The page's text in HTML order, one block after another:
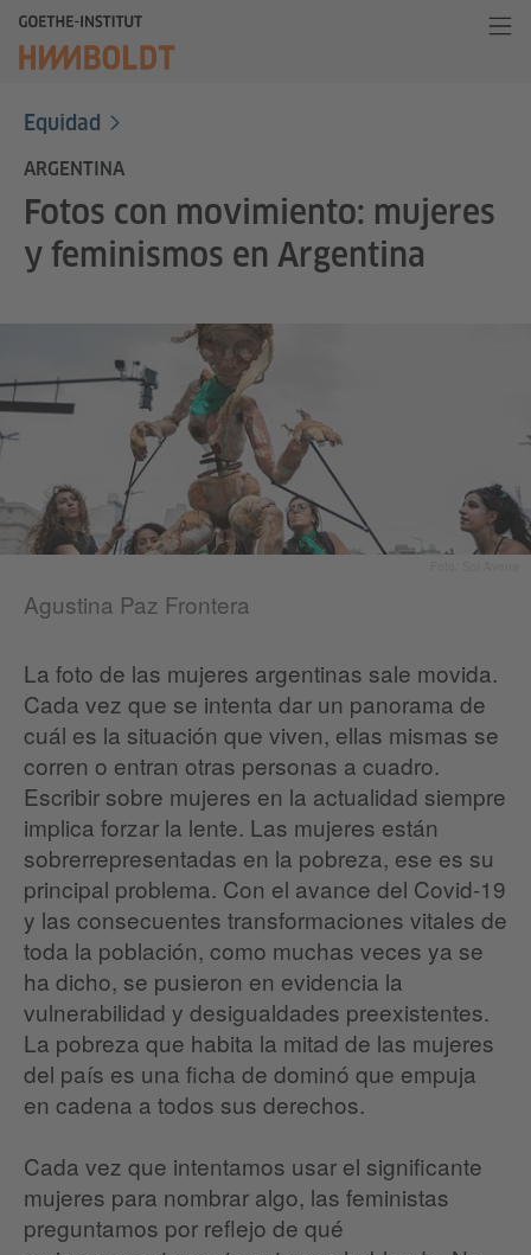
Equidad
ARGENTINA
Fotos con movimiento: mujeres
y feminismos en Argentina
Agustina Paz Frontera
La foto de las mujeres argentinas sale movida.
Cada vez que se intenta dar un panorama de
cuál es la situación que viven, ellas mismas se
corren o entran otras personas a cuadro.
Escribir sobre mujeres en la actualidad siempre
implica forzar la lente. Las mujeres están
sobrerrepresentadas en la pobreza, ese es su
principal problema. Con el avance del Covid-19
y las consecuentes transformaciones vitales de
toda la población, como muchas veces ya se
ha dicho, se pusieron en evidencia la
vulnerabilidad y desigualdades preexistentes.
La pobreza que habita la mitad de las mujeres
del país es una ficha de dominó que empuja
en cadena a todos sus derechos.
Cada vez que intentamos usar el significante
mujeres para nombrar algo, las feministas
preguntamos por reflejo de qué